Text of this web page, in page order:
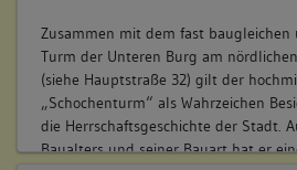
Zusammen mit dem fast
Turm der Unteren Burg am
(siehe Hauptstraße 32) gilt der
„Schochenturm“ als Wahrzeichen
die Herrschaftsgeschichte der Stadt.
Baualters und seiner Bauart hat er